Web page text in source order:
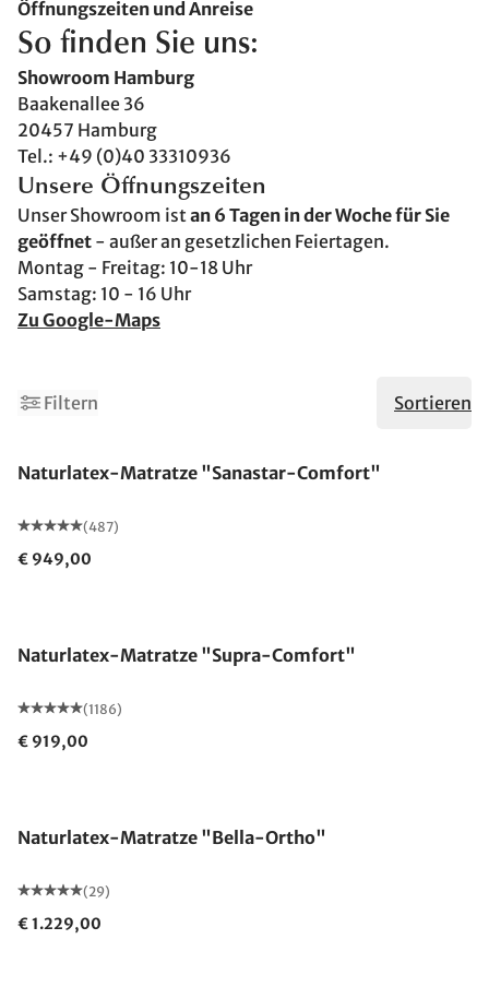
Öffnungszeiten und Anreise
So finden Sie uns:
Showroom Hamburg
Baakenallee 36
20457 Hamburg
Tel.: +49 (0)40 33310936
Unsere Öffnungszeiten
Unser Showroom ist an 6 Tagen in der Woche für Sie
geöffnet - außer an gesetzlichen Feiertagen.
Montag - Freitag: 10-18 Uhr
Samstag: 10 - 16 Uhr
Zu Google-Maps
Filtern Sortieren
Naturlatex-Matratze "Sanastar-Comfort"
(487)
€ 949,00
Naturlatex-Matratze "Supra-Comfort"
(1186)
€ 919,00
Naturlatex-Matratze "Bella-Ortho"
(29)
€ 1.229,00